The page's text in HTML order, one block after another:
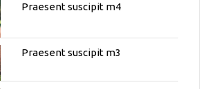
Praesent suscipit m4
Praesent suscipit m3